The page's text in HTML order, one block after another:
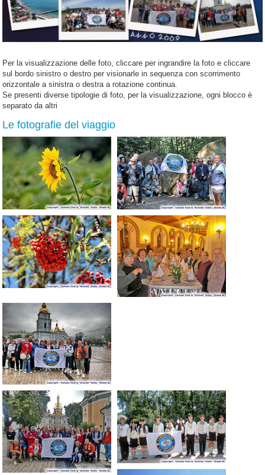
Per la visualizzazione delle foto, cliccare per ingrandire la foto e cliccare
sul bordo sinistro o destro per visionarle in sequenza con scorrimento
orizzontale a sinistra o destra a rotazione continua.
Se presenti diverse tipologie di foto, per la visualizzazione, ogni blocco è
separato da altri
Le fotografie del viaggio